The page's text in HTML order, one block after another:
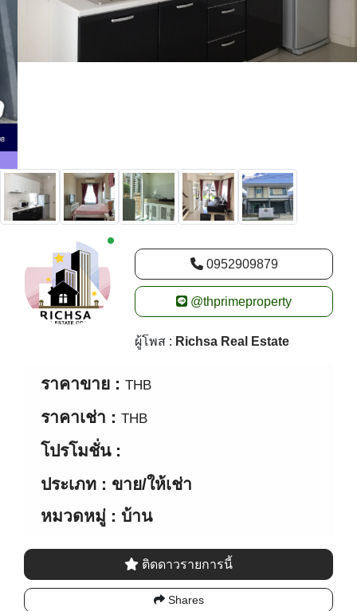
0952909879
@thprimeproperty
ผู้โพส :Richsa Real Estate
ราคาขาย : THB
ราคาเช่า :
ประเภท : ขาย/ให้เช่า
หมวดหมู่ : บ้าน
ติดดาวรายการนี้
ห้องนอน ห้องน้ำ